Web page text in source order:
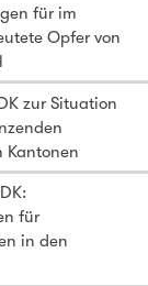
für im
Opfer von
zur Situation
Kantonen
für
in den